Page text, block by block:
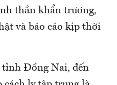
thần khẩn trương,
và báo cáo kịp thời
tỉnh Đồng Nai, đến